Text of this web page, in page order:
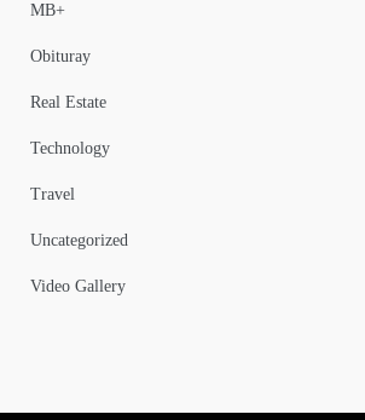
MB+
Obituray
Real Estate
Technology
Travel
Uncategorized
Video Gallery